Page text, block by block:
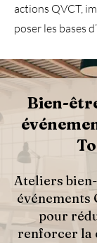
actions QVCT,
poser les bases
Bien-
Ateliers
événements
pour
renforcer la